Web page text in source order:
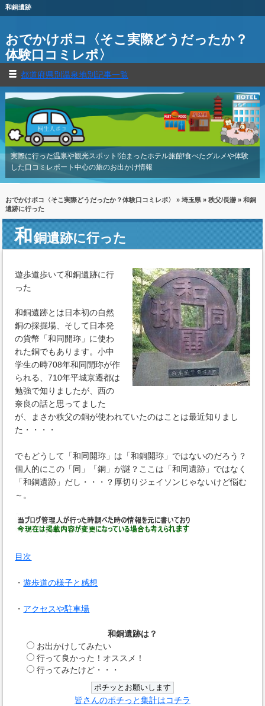
和銅遺跡
おでかけポコ〈そこ実際どうだったか？
体験口コミレポ〉
都道府県別温泉地別記事一覧
実際に行った温泉や観光スポット!泊まったホテル旅館!食べたグルメや体験
した口コミレポート中心の旅のお出かけ情報
おでかけポコ〈そこ実際どうだったか？体験口コミレポ〉 » 埼玉県» 秩父/長瀞» 和銅
遺跡に行った
和銅遺跡に行った
遊歩道歩いて和銅遺跡に行
った
和銅遺跡とは日本初の自然
銅の採掘場、そして日本発
の貨幣「和同開珎」に使わ
れた銅でもあります。小中
学生の時708年和同開珎が作
られる、710年平城京遷都は
勉強で知りましたが、西の
奈良の話と思ってました
が、まさか秩父の銅が使われていたのはことは最近知りまし
た・・・・
でもどうして「和同開珎」は「和銅開珎」ではないのだろう？
個人的にこの「同」「銅」が謎？ここは「和同遺跡」ではなく
「和銅遺跡」だし・・・？厚切りジェイソンじゃないけど悩む
～。
目次
・遊歩道の様子と感想
・ アクセスや駐車場
和銅遺跡は？
お出かけしてみたい
行って良かった！オススメ！
行ってみたけど・・・
皆さんのポチっと集計はコチラ